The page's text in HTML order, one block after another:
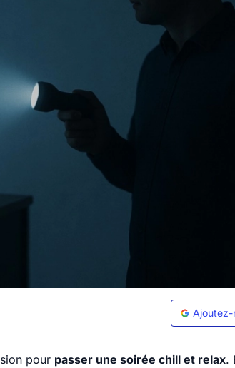
Ajoutez-
pour passer une soirée chill et relax.